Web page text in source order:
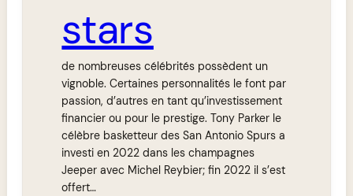
stars
de nombreuses célébrités possèdent un
vignoble. Certaines personnalités le font par
passion, d’autres en tant qu’investissement
financier ou pour le prestige. Tony Parker le
célèbre basketteur des San Antonio Spurs a
investi en 2022 dans les champagnes
Jeeper avec Michel Reybier; fin 2022 il s’est
offert…